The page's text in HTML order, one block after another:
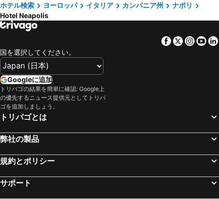
ホテル検索
ヨーロッパ イタリア カンパニア州
ナポリ
Hotel Neapolis
Facebook
Twitter
国を選択してください。
Googleに追加
トリバゴの結果を簡単に確認: Google上
の優先するニュース提供元としてトリバ
ゴを追加しましょう。
トリバゴとは
弊社の製品
規約とポリシー
サポート